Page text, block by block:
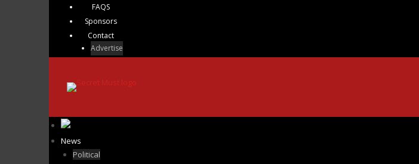
FAQS
Sponsors
Contact
Advertise
News
Political